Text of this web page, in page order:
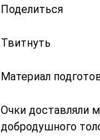
Поделиться
Твитнуть
Материал
Очки доставляли
добродушного